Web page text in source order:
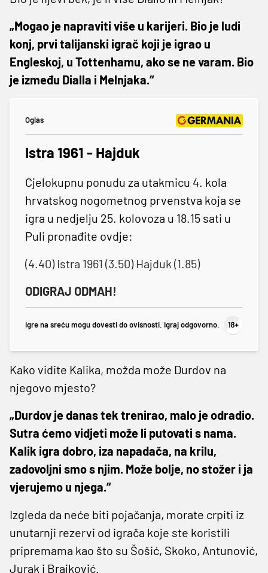
„Mogao je napraviti više u karijeri. Bio je ludi
konj, prvi talijanski igrač koji je igrao u
Engleskoj, u Tottenhamu, ako se ne varam. Bio
je između Dialla i Melnjaka.“
Oglas
Istra 1961 - Hajduk
Cjelokupnu ponudu za utakmicu 4. kola
hrvatskog nogometnog prvenstva koja se
igra u nedjelju 25. kolovoza u 18.15 sati u
Puli pronađite ovdje:
(4.40) Istra 1961 (3.50) Hajduk (1.85)
ODIGRAJ ODMAH!
Igre na sreću mogu dovesti do ovisnosti. Igraj odgovorno.
Kako vidite Kalika, možda može Durdov na
njegovo mjesto?
„Durdov je danas tek trenirao, malo je odradio.
Sutra ćemo vidjeti može li putovati s nama.
Kalik igra dobro, iza napadača, na krilu,
zadovoljni smo s njim. Može bolje, no stožer i ja
vjerujemo u njega.“
Izgleda da neće biti pojačanja, morate crpiti iz
unutarnji rezervi od igrača koje ste koristili
pripremama kao što su Šošić, Skoko, Antunović,
Jurak i Brajković.